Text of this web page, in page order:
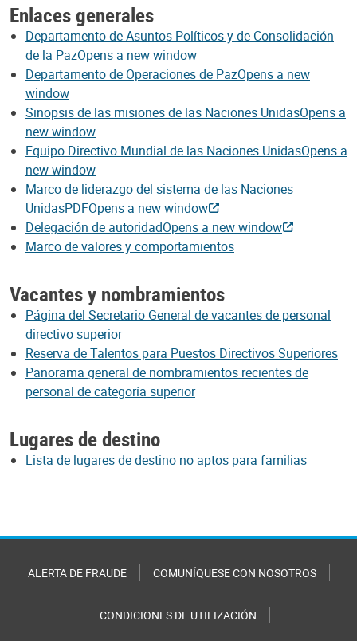
Enlaces generales
Departamento de Asuntos Políticos y de Consolidación
de la PazOpens a new window
Departamento de Operaciones de PazOpens a new
window
Sinopsis de las misiones de las Naciones UnidasOpens a
new window
Equipo Directivo Mundial de las Naciones UnidasOpens a
new window
Marco de liderazgo del sistema de las Naciones
UnidasPDFOpens a new window
Delegación de autoridadOpens a new window
Marco de valores y comportamientos
Vacantes y nombramientos
Página del Secretario General de vacantes de personal
directivo superior
Reserva de Talentos para Puestos Directivos Superiores
Panorama general de nombramientos recientes de
personal de categoría superior
Lugares de destino
Lista de lugares de destino no aptos para familias
ALERTA DE FRAUDE COMUNÍQUESE CON NOSOTROS
CONDICIONES DE UTILIZACIÓN